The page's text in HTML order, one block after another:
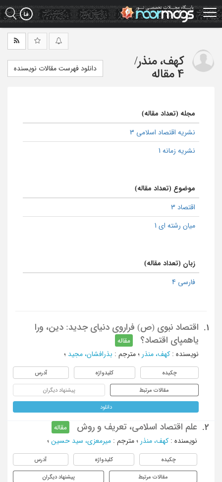
Skip
to
main
کهف، منذر/
4 مقاله
دانلود فهرست مقالات نویسنده
مجله (تعداد مقاله)
نشریه اقتصاد اسلامی 3
نشریه زمانه 1
موضوع (تعداد مقاله)
اقتصاد 3
میان رشته ای 1
زبان (تعداد مقاله)
فارسی 4
1.
اقتصاد نبوی (ص) فراروی دنیای جدید: دین، ورا
یاهمپای اقتصاد؟
مقاله
نویسنده : کهف، منذر ؛ مترجم : بذرافشان، مجید ؛
چکیده کلیدواژه آدرس
مقالات مرتبط پیشنهاد دیگران
دانلود
2. علم اقتصاد اسلامی، تعریف و روش
مقاله
نویسنده : کهف، منذر ؛ مترجم : میرمعزی، سید حسین ؛
چکیده کلیدواژه آدرس
مقالات مرتبط پیشنهاد دیگران